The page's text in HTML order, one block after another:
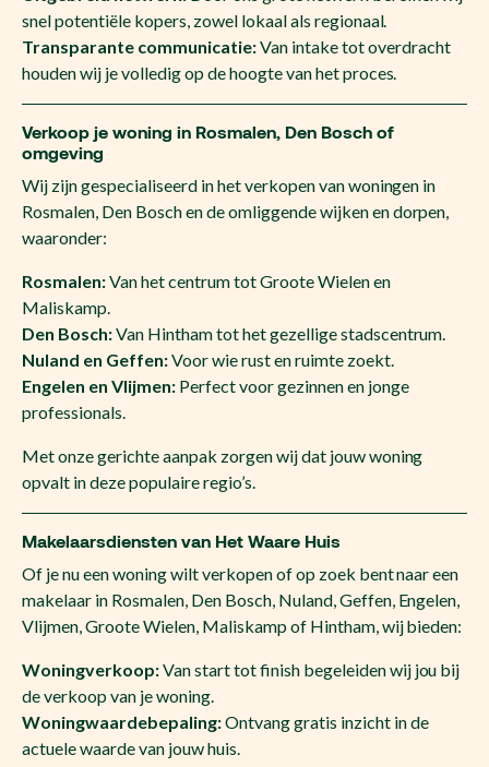
snel potentiële kopers, zowel lokaal als regionaal.
Transparante communicatie:Van intake tot overdracht
houden wij je volledig op de hoogte van het proces.
Verkoop je woning in Rosmalen, Den Bosch of
omgeving
Wij zijn gespecialiseerd in het verkopen van woningen in
Rosmalen, Den Bosch en de omliggende wijken en dorpen,
waaronder:
Rosmalen:Van het centrum tot Groote Wielen en
Maliskamp.
Den Bosch:Van Hintham tot het gezellige stadscentrum.
Nuland en Geffen:Voor wie rust en ruimte zoekt.
Engelen en Vlijmen:Perfect voor gezinnen en jonge
professionals.
Met onze gerichte aanpak zorgen wij dat jouw woning
opvalt in deze populaire regio’s.
Makelaarsdiensten van Het Waare Huis
Of je nu een woning wilt verkopen of op zoek bent naar een
makelaar in Rosmalen, Den Bosch, Nuland, Geffen, Engelen,
Vlijmen, Groote Wielen, Maliskamp of Hintham, wij bieden:
Woningverkoop:Van start tot finish begeleiden wij jou bij
de verkoop van je woning.
Woningwaardebepaling:Ontvang gratis inzicht in de
actuele waarde van jouw huis.